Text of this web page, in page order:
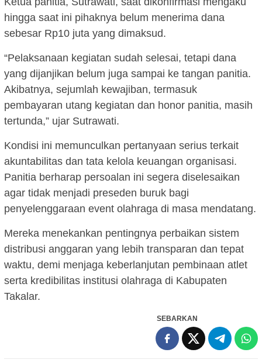
hingga saat ini pihaknya belum menerima dana
sebesar Rp10 juta yang dimaksud.
“Pelaksanaan kegiatan sudah selesai, tetapi dana
yang dijanjikan belum juga sampai ke tangan panitia.
Akibatnya, sejumlah kewajiban, termasuk
pembayaran utang kegiatan dan honor panitia, masih
tertunda,” ujar Sutrawati.
Kondisi ini memunculkan pertanyaan serius terkait
akuntabilitas dan tata kelola keuangan organisasi.
Panitia berharap persoalan ini segera diselesaikan
agar tidak menjadi preseden buruk bagi
penyelenggaraan event olahraga di masa mendatang.
Mereka menekankan pentingnya perbaikan sistem
distribusi anggaran yang lebih transparan dan tepat
waktu, demi menjaga keberlanjutan pembinaan atlet
serta kredibilitas institusi olahraga di Kabupaten
Takalar.
SEBARKAN